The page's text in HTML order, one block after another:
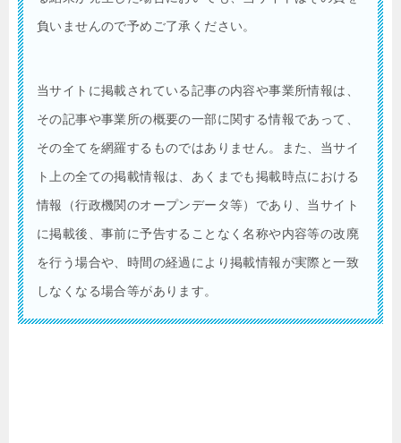
負いませんので予めご了承ください。
当サイトに掲載されている記事の内容や事業所情報は、
その記事や事業所の概要の一部に関する情報であって、
その全てを網羅するものではありません。また、当サイ
ト上の全ての掲載情報は、あくまでも掲載時点における
情報（行政機関のオープンデータ等）であり、当サイト
に掲載後、事前に予告することなく名称や内容等の改廃
を行う場合や、時間の経過により掲載情報が実際と一致
しなくなる場合等があります。